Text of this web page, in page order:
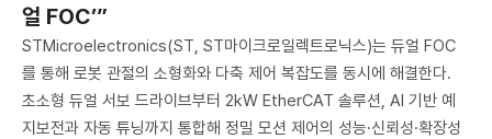
얼 FOC’”
STMicroelectronics(ST, ST마이크로일렉트로닉스)는 듀얼 FOC
를 통해 로봇 관절의 소형화와 다축 제어 복잡도를 동시에 해결한다.
초소형 듀얼 서보 드라이브부터 2kW EtherCAT 솔루션, AI 기반 예
지보전과 자동 튜닝까지 통합해 정밀 모션 제어의 성능·신뢰성·확장성